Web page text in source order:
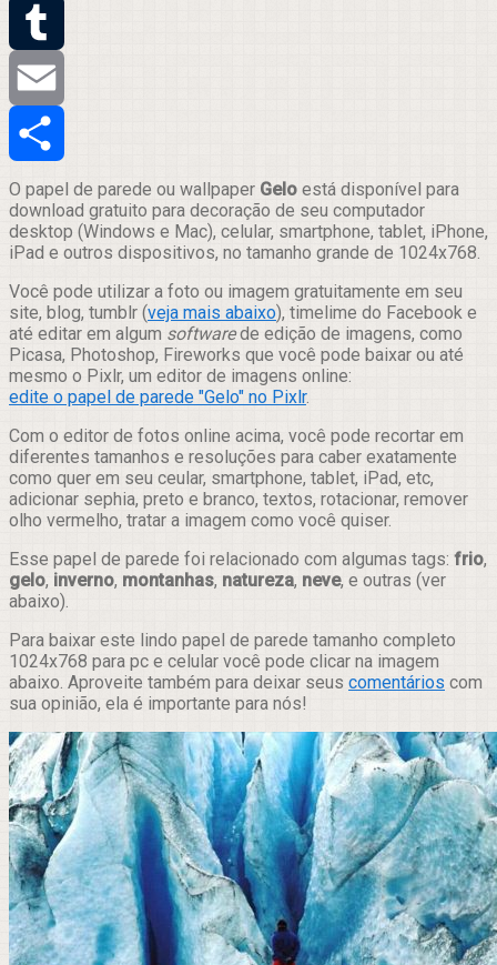
Twitter
Tumblr
Email
Compartilhar
O papel de parede ou wallpaper Gelo está disponível para
download gratuito para decoração de seu computador
desktop (Windows e Mac), celular, smartphone, tablet, iPhone,
iPad e outros dispositivos, no tamanho grande de 1024x768.
Você pode utilizar a foto ou imagem gratuitamente em seu
site, blog, tumblr (veja mais abaixo), timelime do Facebook e
até editar em algum softwarede edição de imagens, como
Picasa, Photoshop, Fireworks que você pode baixar ou até
mesmo o Pixlr, um editor de imagens online:
edite o papel de parede "Gelo" no Pixlr.
Com o editor de fotos online acima, você pode recortar em
diferentes tamanhos e resoluções para caber exatamente
como quer em seu ceular, smartphone, tablet, iPad, etc,
adicionar sephia, preto e branco, textos, rotacionar, remover
olho vermelho, tratar a imagem como você quiser.
Esse papel de parede foi relacionado com algumas tags: frio,
gelo, inverno, montanhas, natureza, neve, e outras (ver
abaixo).
Para baixar este lindo papel de parede tamanho completo
1024x768 para pc e celular você pode clicar na imagem
abaixo. Aproveite também para deixar seus comentários com
sua opinião, ela é importante para nós!